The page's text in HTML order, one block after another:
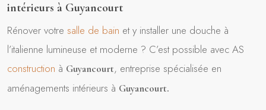
intérieurs à Guyancourt
Rénover votre salle de bain et y installer une douche à
l’italienne lumineuse et moderne ? C’est possible avec AS
construction à Guyancourt, entreprise spécialisée en
aménagements intérieurs à Guyancourt.